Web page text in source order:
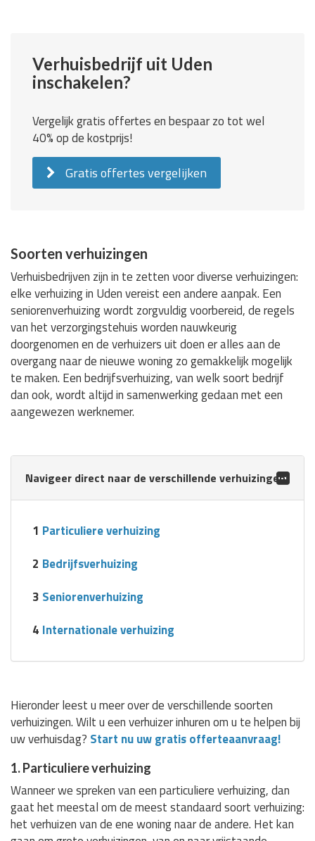
Verhuisbedrijf uit Uden
inschakelen?
Vergelijk gratis offertes en bespaar zo tot wel
40% op de kostprijs!
Gratis offertes vergelijken
Soorten verhuizingen
Verhuisbedrijven zijn in te zetten voor diverse verhuizingen:
elke verhuizing in Uden vereist een andere aanpak. Een
seniorenverhuizing wordt zorgvuldig voorbereid, de regels
van het verzorgingstehuis worden nauwkeurig
doorgenomen en de verhuizers uit doen er alles aan de
overgang naar de nieuwe woning zo gemakkelijk mogelijk
te maken. Een bedrijfsverhuizing, van welk soort bedrijf
dan ook, wordt altijd in samenwerking gedaan met een
aangewezen werknemer.
Navigeer direct naar de verschillende verhuizingen:
1 Particuliere verhuizing
2 Bedrijfsverhuizing
3 Seniorenverhuizing
4 Internationale verhuizing
Hieronder leest u meer over de verschillende soorten
verhuizingen. Wilt u een verhuizer inhuren om u te helpen bij
uw verhuisdag? Start nu uw gratis offerteaanvraag!
1. Particuliere verhuizing
Wanneer we spreken van een particuliere verhuizing, dan
gaat het meestal om de meest standaard soort verhuizing:
het verhuizen van de ene woning naar de andere. Het kan